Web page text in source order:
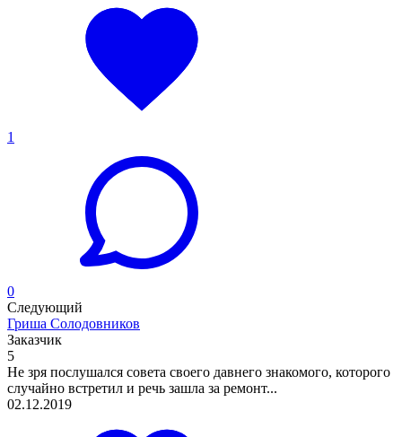
1
0
Следующий
Гриша Солодовников
Заказчик
5
Не зря послушался совета своего давнего знакомого, которого
случайно встретил и речь зашла за ремонт...
02.12.2019